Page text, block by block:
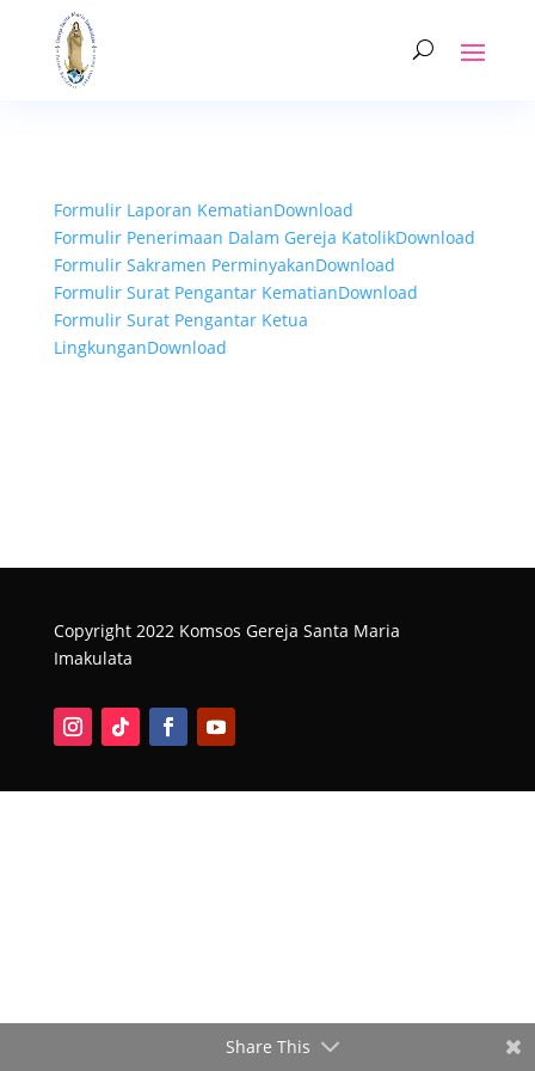
Formulir Laporan KematianDownload
Formulir Penerimaan Dalam Gereja KatolikDownload
Formulir Sakramen PerminyakanDownload
Formulir Surat Pengantar KematianDownload
Formulir Surat Pengantar Ketua
LingkunganDownload
Copyright 2022 Komsos Gereja Santa Maria
Imakulata
Share This